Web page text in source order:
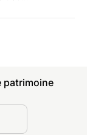
patrimoine